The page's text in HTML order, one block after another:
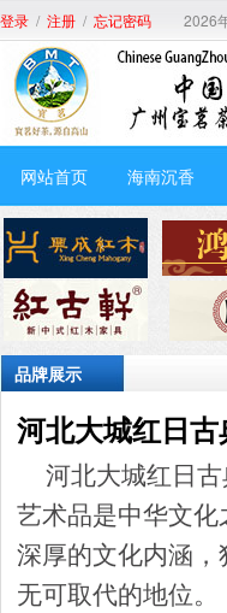
登录 / 注册 / 忘记密码 2026
网站首页 海南沉香
品牌展示
河北大城红日古
河北大城红日
艺术品是中华文
深厚的文化内涵
无可取代的地位